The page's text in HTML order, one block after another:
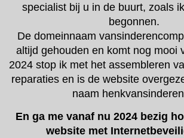
specialist bij u in de buurt, zoals
begonnen.
De domeinnaam
altijd gehouden en komt nog mooi
2024 stop ik met het assembleren
reparaties en is de website
naam
En ga me vanaf nu 2024 bezig
website met